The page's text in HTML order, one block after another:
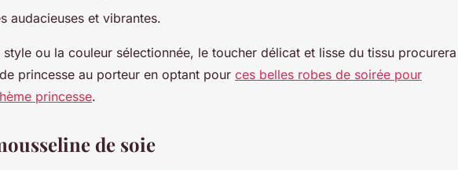
audacieuses et vibrantes.
style ou la couleur sélectionnée, le toucher délicat et lisse du tissu procurera
princesse au porteur en optant pour ces belles robes de soirée pour
princesse.
de soie